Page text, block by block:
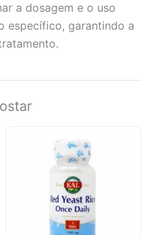
a dosagem e o uso
específico, garantindo a